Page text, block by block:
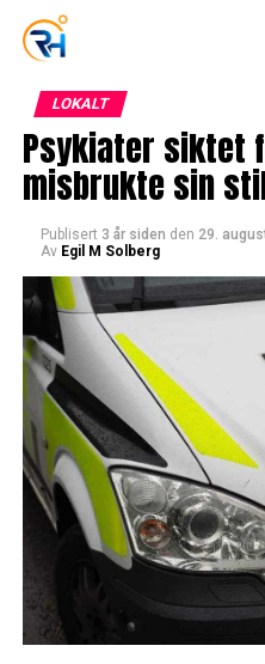
LOKALT
Psykiater siktet
misbrukte sin
Publisert 3 år siden den 29.
Av Egil M Solberg